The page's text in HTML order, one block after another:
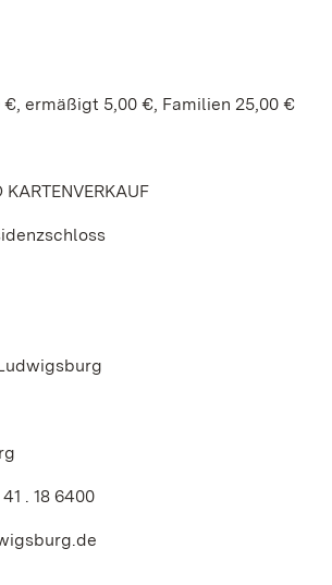
€, ermäßigt 5,00 €, Familien 25,00 €
KARTENVERKAUF
. 18 6400